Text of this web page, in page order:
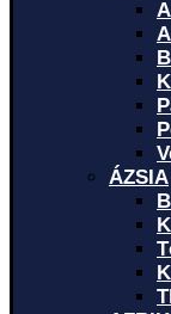
ÁZSIA